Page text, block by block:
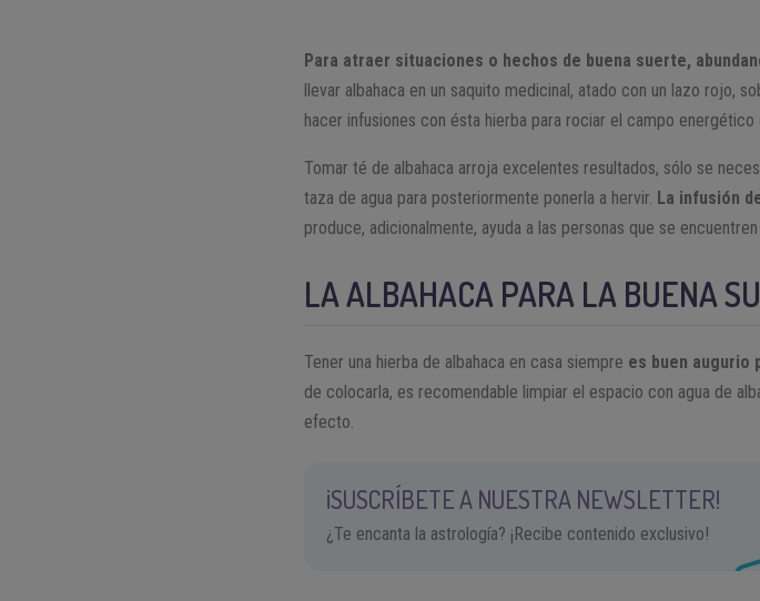
Para atraer situaciones o hechos de buena suerte,
llevar albahaca en un saquito medicinal, atado con un lazo rojo,
hacer infusiones con ésta hierba para rociar el campo energético
Tomar té de albahaca arroja excelentes resultados, sólo se
taza de agua para posteriormente ponerla a hervir. La infusión
produce, adicionalmente, ayuda a las personas que se
LA ALBAHACA PARA LA BUENA
Tener una hierba de albahaca en casa siempre es buen augurio
de colocarla, es recomendable limpiar el espacio con agua de
efecto.
¡SUSCRÍBETE A NUESTRA NEWSLETTER!
¿Te encanta la astrología? ¡Recibe contenido exclusivo!